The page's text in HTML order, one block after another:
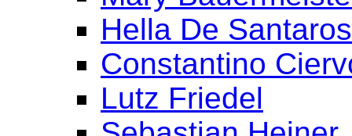
Hella De
Constantino
Lutz Friedel